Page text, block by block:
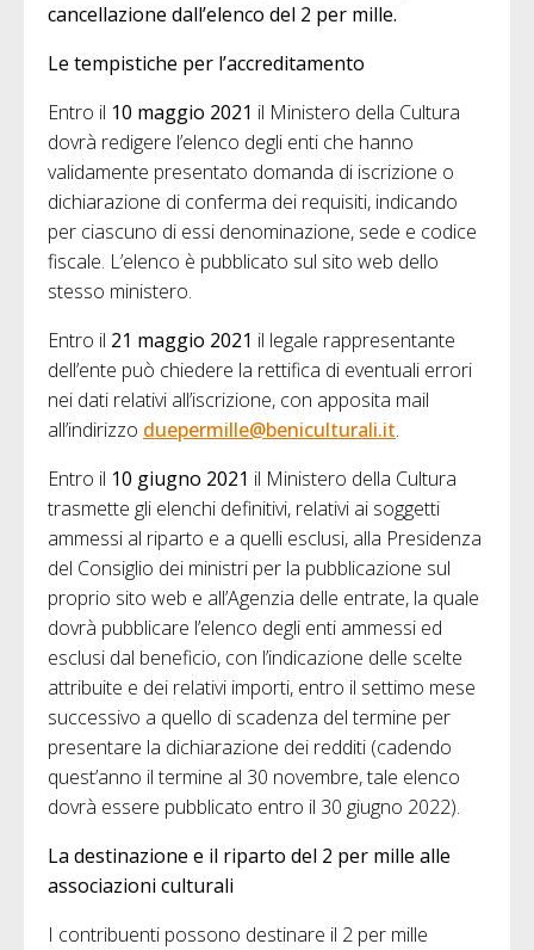
cancellazione dall’elenco del 2 per mille.
Le tempistiche per l’accreditamento
Entro il 10 maggio 2021 il Ministero della Cultura
dovrà redigere l’elenco degli enti che hanno
validamente presentato domanda di iscrizione o
dichiarazione di conferma dei requisiti, indicando
per ciascuno di essi denominazione, sede e codice
fiscale. L’elenco è pubblicato sul sito web dello
stesso ministero.
Entro il 21 maggio 2021 il legale rappresentante
dell’ente può chiedere la rettifica di eventuali errori
nei dati relativi all’iscrizione, con apposita mail
all’indirizzo duepermille@beniculturali.it.
Entro il 10 giugno 2021 il Ministero della Cultura
trasmette gli elenchi definitivi, relativi ai soggetti
ammessi al riparto e a quelli esclusi, alla Presidenza
del Consiglio dei ministri per la pubblicazione sul
proprio sito web e all’Agenzia delle entrate, la quale
dovrà pubblicare l’elenco degli enti ammessi ed
esclusi dal beneficio, con l’indicazione delle scelte
attribuite e dei relativi importi, entro il settimo mese
successivo a quello di scadenza del termine per
presentare la dichiarazione dei redditi (cadendo
quest’anno il termine al 30 novembre, tale elenco
dovrà essere pubblicato entro il 30 giugno 2022).
La destinazione e il riparto del 2 per mille alle
associazioni culturali
I contribuenti possono destinare il 2 per mille